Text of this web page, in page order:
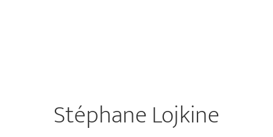
Stéphane Lojkine